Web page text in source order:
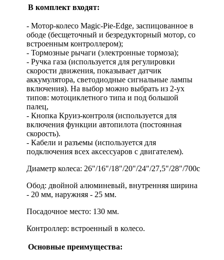
В комплект входят:
- Мотор-колесо Magic-Pie-Edge, заспицованное в
ободе (бесщеточный и безредукторный мотор, со
встроенным контроллером);
- Тормозные рычаги (электронные тормоза);
- Ручка газа (используется для регулировки
скорости движения, показывает датчик
аккумулятора, светодиодные сигнальные лампы
включения). На выбор можно выбрать из 2-ух
типов: мотоциклетного типа и под большой
палец,
- Кнопка Круиз-контроля (используется для
включения функции автопилота (постоянная
скорость).
- Кабели и разъемы (используется для
подключения всех аксессуаров с двигателем).
Диаметр колеса: 26"/16"/18"/20"/24"/27,5"/28"/700с
Обод: двойной алюминевый, внутренняя ширина
- 20 мм, наружняя - 25 мм.
Посадочное место: 130 мм.
Контроллер: встроенный в колесо.
Основные преимущества: